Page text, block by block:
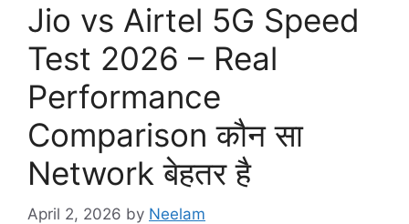
Jio vs Airtel 5G Speed
Test 2026 – Real
Performance
Comparison कौन सा
Network बेहतर है
April 2, 2026 by Neelam